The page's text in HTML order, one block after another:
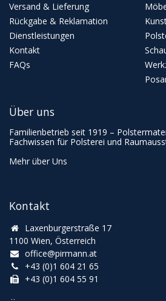
Versand & Lieferung
Rückgabe & Reklamation
Dienstleistungen
Kontakt
FAQs
Kontakt
Laxenburgerstraße 17
1100 Wien, Österreich
office@pirmann.at
+43 (0)1 604 21 65
+43 (0)1 604 55 91
Über uns
Familienbetrieb seit 1919 –
Fachwissen für Polsterei und
Mehr über Uns